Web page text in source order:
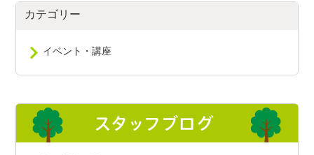
カテゴリー
イベント・講座